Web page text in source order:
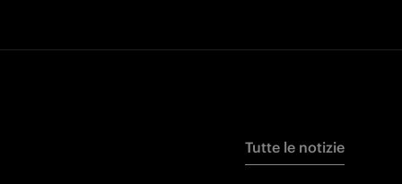
Tutte le notizie